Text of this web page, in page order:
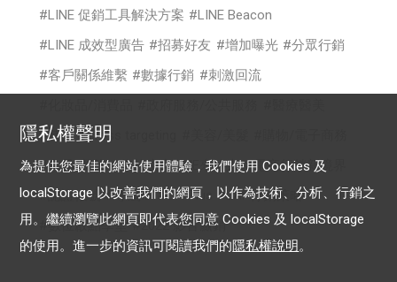
LINE 促銷工具解決方案
LINE Beacon
LINE 成效型廣告
招募好友 增加曝光
分眾行銷
客戶關係維繫
數據行銷
刺激回流
時尚
cross targeting
食品/餐飲
你的生意LINE來放大
電商行銷新境界
認證帳號
專屬ID OA Plus
LAP行銷策略
數位啟點學堂
2022 影音贏銷
隱私權聲明
為提供您最佳的網站使用體驗，我們使用 Cookies 及
localStorage 以改善我們的網頁，以作為技術、分析、行銷之
用。繼續瀏覽此網頁即代表您同意 Cookies 及 localStorage
的使用。進一步的資訊可閱讀我們的隱私權說明。